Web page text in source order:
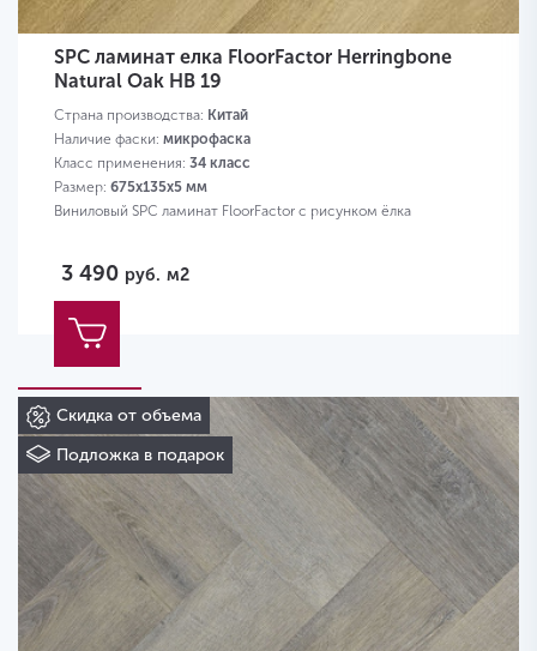
SPC ламинат елка FloorFactor Herringbone
Natural Oak HB 19
Страна производства: Китай
Наличие фаски: микрофаска
Класс применения: 34 класс
Размер: 675х135х5 мм
Виниловый SPC ламинат FloorFactor с рисунком ёлка
3 490 руб. м2
Скидка от объема
Подложка в подарок